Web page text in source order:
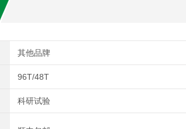
其他品牌
96T/48T
科研试验